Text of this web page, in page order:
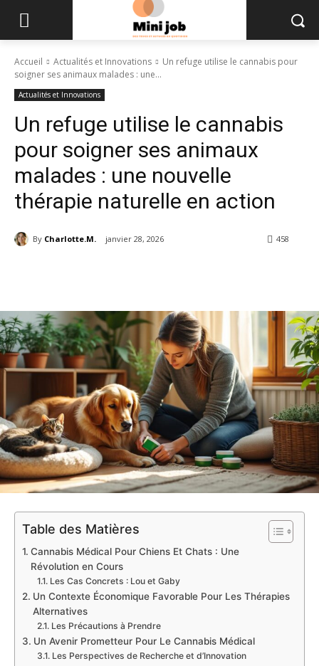
Accueil Actualités et Innovations
Un refuge utilise le cannabis pour
soigner ses animaux malades : une...
Actualités et Innovations
Un refuge utilise le cannabis
pour soigner ses animaux
malades : une nouvelle
thérapie naturelle en action
By Charlotte.M. janvier 28, 2026 458
Table des Matières
Cannabis Médical Pour Chiens Et Chats : Une
Révolution en Cours
Les Cas Concrets : Lou et Gaby
Un Contexte Économique Favorable Pour Les Thérapies
Alternatives
Les Précautions à Prendre
Un Avenir Prometteur Pour Le Cannabis Médical
Les Perspectives de Recherche et d’Innovation